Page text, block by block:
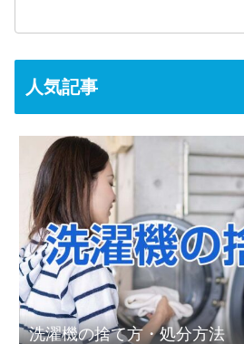
人気記事
洗濯機の捨て方・処分方法